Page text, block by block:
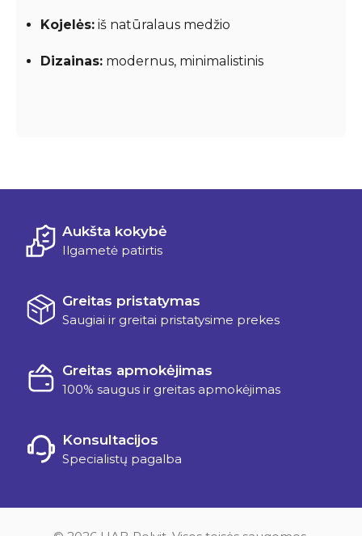
Kojelės: iš natūralaus medžio
Dizainas: modernus, minimalistinis
Aukšta kokybė
Ilgametė patirtis
Greitas pristatymas
Saugiai ir greitai pristatysime prekes
Greitas apmokėjimas
100% saugus ir greitas apmokėjimas
Konsultacijos
Specialistų pagalba